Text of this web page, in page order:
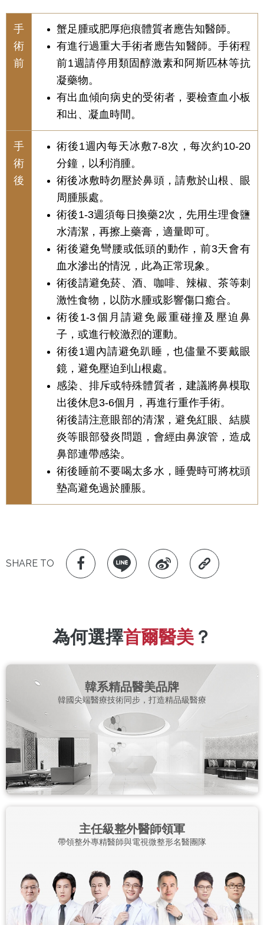
手
術
前
蟹足腫或肥厚疤痕體質者應告知醫師。
有進行過重大手術者應告知醫師。手術程
前1週請停用類固醇激素和阿斯匹林等抗
凝藥物。
有出血傾向病史的受術者，要檢查血小板
和出、凝血時間。
手
術
後
術後1週內每天冰敷7-8次，每次約10-20
分鐘，以利消腫。
術後冰敷時勿壓於鼻頭，請敷於山根、眼
周腫脹處。
術後1-3週須每日換藥2次，先用生理食鹽
水清潔，再擦上藥膏，適量即可。
術後避免彎腰或低頭的動作，前3天會有
血水滲出的情況，此為正常現象。
術後請避免菸、酒、咖啡、辣椒、茶等刺
激性食物，以防水腫或影響傷口癒合。
術後1-3個月請避免嚴重碰撞及壓迫鼻
子，或進行較激烈的運動。
術後1週內請避免趴睡，也儘量不要戴眼
鏡，避免壓迫到山根處。
感染、排斥或特殊體質者，建議將鼻模取
出後休息3-6個月，再進行重作手術。
術後請注意眼部的清潔，避免紅眼、結膜
炎等眼部發炎問題，會經由鼻淚管，造成
鼻部連帶感染。
術後睡前不要喝太多水，睡覺時可將枕頭
墊高避免過於腫脹。
SHARE TO
為何選擇首爾醫美 ？
韓系精品醫美品牌
韓國尖端醫療技術同步，打造精品級醫療
主任級整外醫師領軍
帶領整外專精醫師與電視微整形名醫團隊